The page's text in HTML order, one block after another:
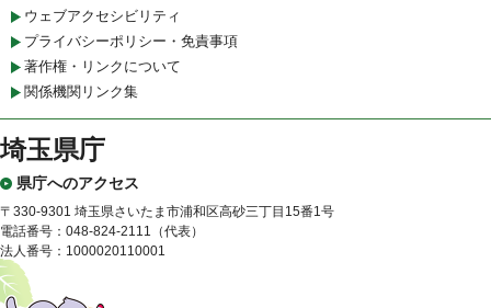
ウェブアクセシビリティ
プライバシーポリシー・免責事項
著作権・リンクについて
関係機関リンク集
埼玉県庁
県庁へのアクセス
〒330-9301 埼玉県さいたま市浦和区高砂三丁目15番1号
電話番号：048-824-2111（代表）
法人番号：1000020110001